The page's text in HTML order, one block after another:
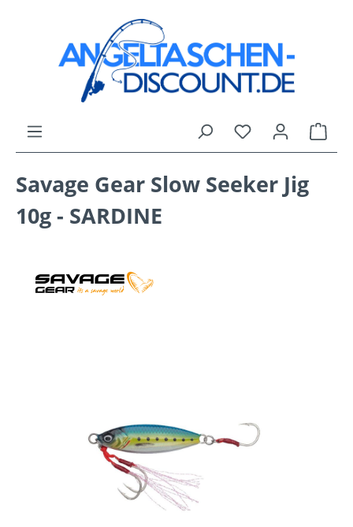
Zum Hauptinhalt springen
Du hast 0
Savage Gear Slow Seeker Jig
10g - SARDINE